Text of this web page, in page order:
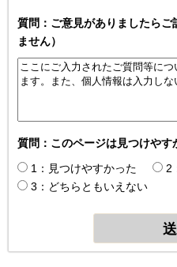
質問：ご意見がありましたら
ません）
質問：このページは見つけやす
1：見つけやすかった
2
3：どちらともいえない